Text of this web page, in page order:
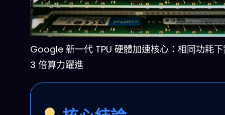
Google 新一代 TPU 硬體加速核心：相同功耗
3 倍算力躍進